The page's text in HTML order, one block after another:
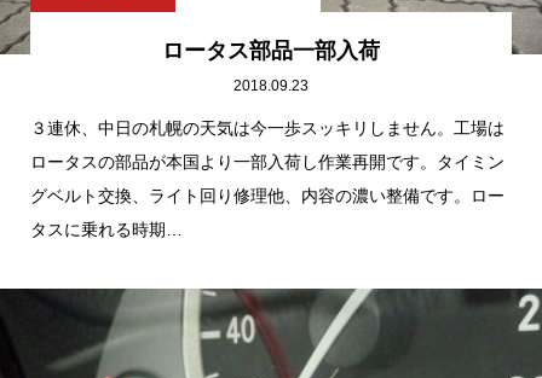
ロータス部品一部入荷
2018.09.23
３連休、中日の札幌の天気は今一歩スッキリしません。工場は
ロータスの部品が本国より一部入荷し作業再開です。タイミン
グベルト交換、ライト回り修理他、内容の濃い整備です。ロー
タスに乗れる時期…